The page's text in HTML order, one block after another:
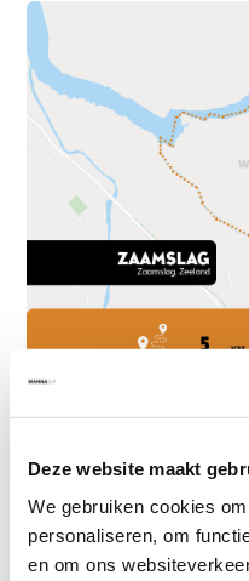
Deze website maakt
We gebruiken cookies
personaliseren, om
en om ons
Ben jij om en wil jij je eigen sup
opblaasbare sup boards aan.
omdat ze door het brede en